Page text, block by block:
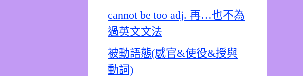
cannot be too adj. 再…也不為
過英文文法
被動語態(感官&使役&授與
動詞)